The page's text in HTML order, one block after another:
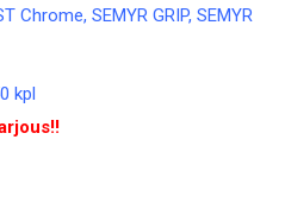
Chrome, SEMYR GRIP, SEMYR
kpl